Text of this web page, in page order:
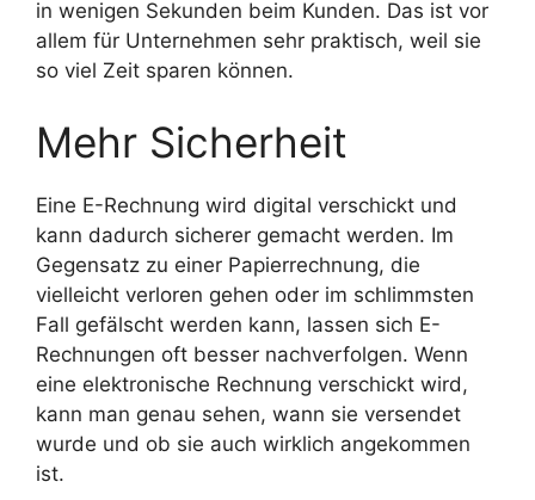
in wenigen Sekunden beim Kunden. Das ist vor
allem für Unternehmen sehr praktisch, weil sie
so viel Zeit sparen können.
Mehr Sicherheit
Eine E-Rechnung wird digital verschickt und
kann dadurch sicherer gemacht werden. Im
Gegensatz zu einer Papierrechnung, die
vielleicht verloren gehen oder im schlimmsten
Fall gefälscht werden kann, lassen sich E-
Rechnungen oft besser nachverfolgen. Wenn
eine elektronische Rechnung verschickt wird,
kann man genau sehen, wann sie versendet
wurde und ob sie auch wirklich angekommen
ist.